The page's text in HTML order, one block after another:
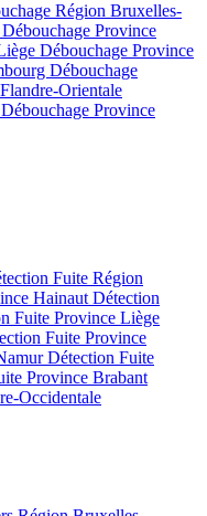
Région Bruxelles-
Débouchage Province
Débouchage Province
Débouchage
Orientale
Débouchage Province
Fuite Région
Hainaut Détection
Fuite Province Liège
Fuite Province
Détection Fuite
Province Brabant
Occidentale